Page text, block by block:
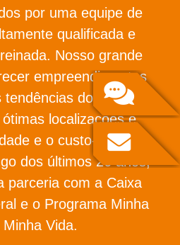
por uma equipe de
qualificada e
Nosso grande
empreendimentos
do mercado
localizações e
e o custo-benefício
dos últimos 26 anos,
parceria com a Caixa
e o Programa Minha
Minha Vida.